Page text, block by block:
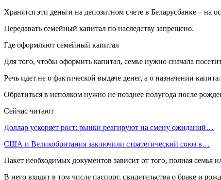
Хранятся эти деньги на депозитном счете в Беларусбанке – на
Передавать семейный капитал по наследству запрещено.
Где оформляют семейный капитал
Для того, чтобы оформить капитал, семье нужно сначала
Речь идет не о фактической выдаче денег, а о назначении
Обратиться в исполком нужно не позднее полугода после
Сейчас читают
Доллар ускоряет рост: рынки реагируют на смену ожиданий…
США и Великобритания заключили стратегический союз в…
Пакет необходимых документов зависит от того, полная семья
В него входят в том числе паспорт, свидетельства о браке и